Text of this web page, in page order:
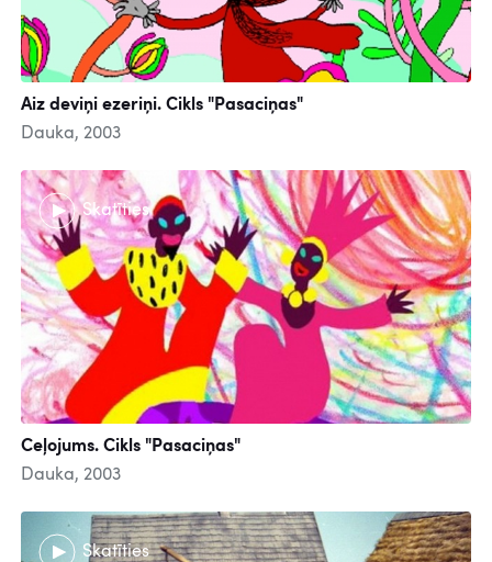
Aiz deviņi ezeriņi. Cikls "Pasaciņas"
Dauka, 2003
Skatīties
Ceļojums. Cikls "Pasaciņas"
Dauka, 2003
Skatīties